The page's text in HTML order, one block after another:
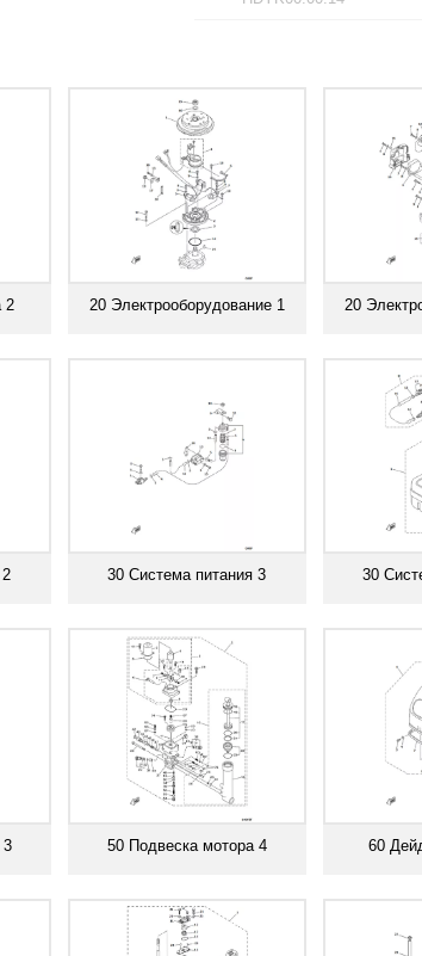
2 20 Электрооборудование 1 20
30 Система питания 3 30
3 50 Подвеска мотора 4 60